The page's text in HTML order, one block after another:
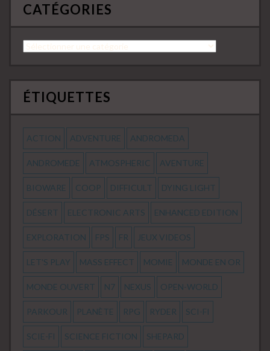
CATÉGORIES
Catégories
ÉTIQUETTES
ACTION ADVENTURE ANDROMEDA
ANDROMEDE ATMOSPHERIC AVENTURE
BIOWARE COOP DIFFICULT DYING LIGHT
DÉSERT ELECTRONIC ARTS ENHANCED EDITION
EXPLORATION FPS FR JEUX VIDEOS
LET'S PLAY MASS EFFECT MOMIE MONDE EN OR
MONDE OUVERT N7 NEXUS OPEN-WORLD
PARKOUR PLANÈTE RPG RYDER SCI-FI
SCIE-FI SCIENCE FICTION SHEPARD